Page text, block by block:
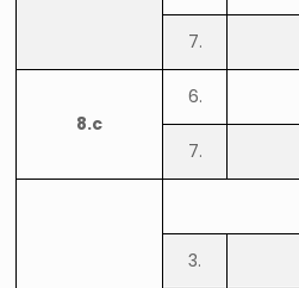
7.
8.c
6.
7.
3.